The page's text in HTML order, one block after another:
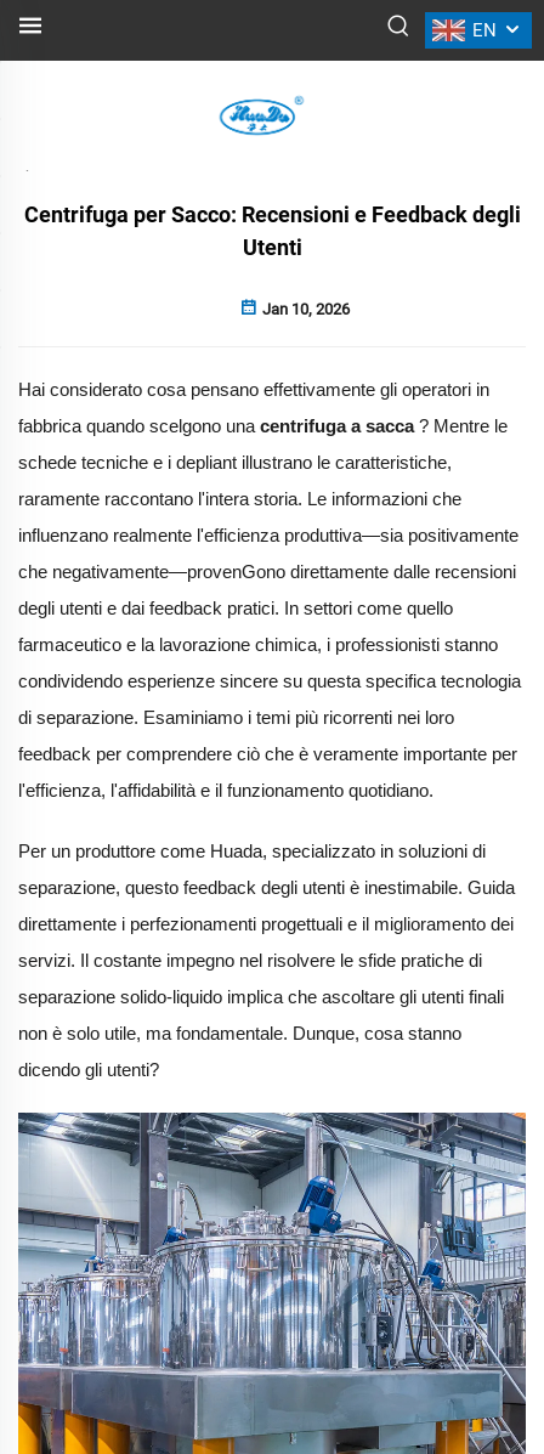
EN
NOTIZIE
Centrifuga per Sacco: Recensioni e Feedback degli
Utenti
Jan 10, 2026
Hai considerato cosa pensano effettivamente gli operatori in
fabbrica quando scelgono una centrifuga a sacca? Mentre le
schede tecniche e i depliant illustrano le caratteristiche,
raramente raccontano l'intera storia. Le informazioni che
influenzano realmente l'efficienza produttiva—sia positivamente
che negativamente—provenGono direttamente dalle recensioni
degli utenti e dai feedback pratici. In settori come quello
farmaceutico e la lavorazione chimica, i professionisti stanno
condividendo esperienze sincere su questa specifica tecnologia
di separazione. Esaminiamo i temi più ricorrenti nei loro
feedback per comprendere ciò che è veramente importante per
l'efficienza, l'affidabilità e il funzionamento quotidiano.
Per un produttore come Huada, specializzato in soluzioni di
separazione, questo feedback degli utenti è inestimabile. Guida
direttamente i perfezionamenti progettuali e il miglioramento dei
servizi. Il costante impegno nel risolvere le sfide pratiche di
separazione solido-liquido implica che ascoltare gli utenti finali
non è solo utile, ma fondamentale. Dunque, cosa stanno
dicendo gli utenti?